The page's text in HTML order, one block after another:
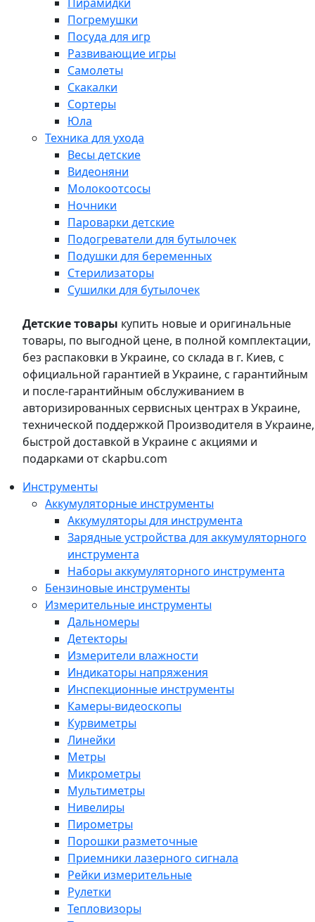
Погремушки
Посуда для игр
Развивающие игры
Самолеты
Скакалки
Сортеры
Юла
Техника для ухода
Весы детские
Видеоняни
Молокоотсосы
Ночники
Пароварки детские
Подогреватели для бутылочек
Подушки для беременных
Стерилизаторы
Сушилки для бутылочек
Детские товары купить новые и оригинальные
товары, по выгодной цене, в полной комплектации,
без распаковки в Украине, со склада в г. Киев, с
официальной гарантией в Украине, с гарантийным
и после-гарантийным обслуживанием в
авторизированных сервисных центрах в Украине,
технической поддержкой Производителя в Украине,
быстрой доставкой в Украине с акциями и
подарками от ckapbu.com
Инструменты
Аккумуляторные инструменты
Аккумуляторы для инструмента
Зарядные устройства для аккумуляторного
инструмента
Наборы аккумуляторного инструмента
Бензиновые инструменты
Измерительные инструменты
Дальномеры
Детекторы
Измерители влажности
Индикаторы напряжения
Инспекционные инструменты
Камеры-видеоскопы
Курвиметры
Линейки
Метры
Микрометры
Мультиметры
Нивелиры
Пирометры
Порошки разметочные
Приемники лазерного сигнала
Рейки измерительные
Рулетки
Тепловизоры